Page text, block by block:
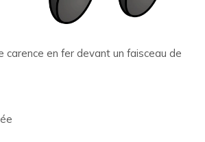
carence en fer devant un faisceau de